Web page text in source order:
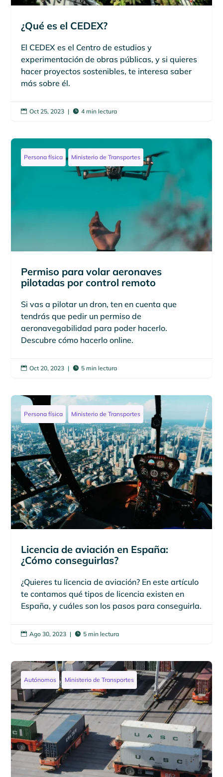
¿Qué es el CEDEX?
El CEDEX es el Centro de estudios y
experimentación de obras públicas, y si quieres
hacer proyectos sostenibles, te interesa saber
más sobre él.
 Oct 25, 2023 |  4 min lectura
Persona física Ministerio de Transportes
Permiso para volar aeronaves
pilotadas por control remoto
Si vas a pilotar un dron, ten en cuenta que
tendrás que pedir un permiso de
aeronavegabilidad para poder hacerlo.
Descubre cómo hacerlo online.
 Oct 20, 2023 |  5 min lectura
Persona física Ministerio de Transportes
Licencia de aviación en España:
¿Cómo conseguirlas?
¿Quieres tu licencia de aviación? En este artículo
te contamos qué tipos de licencia existen en
España, y cuáles son los pasos para conseguirla.
 Ago 30, 2023 |  5 min lectura
Autónomos Ministerio de Transportes